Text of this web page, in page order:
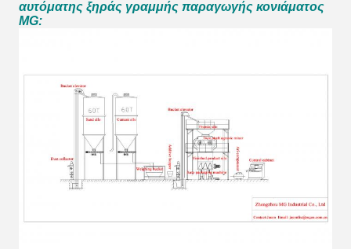
αυτόματης ξηράς γραμμής παραγωγής κονιάματος
MG: